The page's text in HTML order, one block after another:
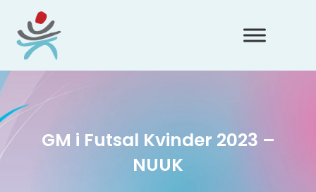
GM i Futsal Kvinder 2023 –
NUUK